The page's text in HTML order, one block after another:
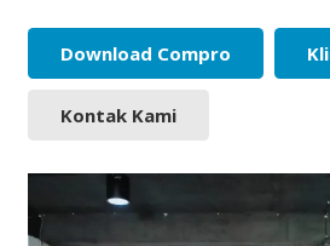
Download Compro
Kontak Kami